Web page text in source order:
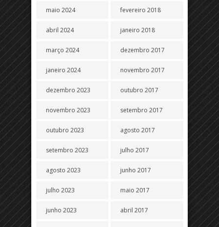
maio 2024
abril 2024
março 2024
janeiro 2024
dezembro 2023
novembro 2023
outubro 2023
setembro 2023
agosto 2023
julho 2023
junho 2023
fevereiro 2018
janeiro 2018
dezembro 2017
novembro 2017
outubro 2017
setembro 2017
agosto 2017
julho 2017
junho 2017
maio 2017
abril 2017